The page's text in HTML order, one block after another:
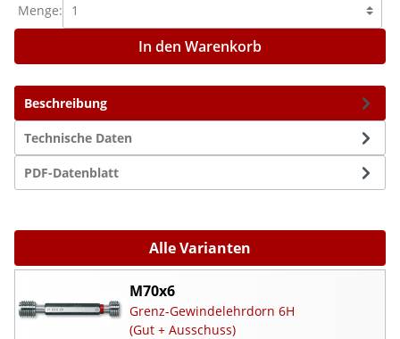
Beschreibung
Technische Daten
PDF-Datenblatt
Menge:
In den Warenkorb
Alle Varianten
M70x6
Grenz-Gewindelehrdorn 6H
(Gut + Ausschuss)